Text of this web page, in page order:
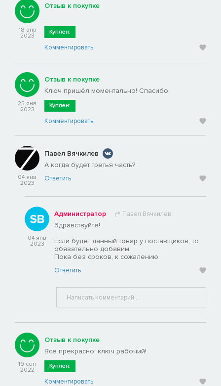
18 апр
2023
Отзыв к покупке
.
Куплен:
Комментировать
25 янв
2023
Отзыв к покупке
Ключ пришёл моментально! Спасибо.
Куплен:
Комментировать
04 янв
2023
Павел Вячкилев
А когда будет третья часть?
Ответить
04 янв
2023
Администратор Павел Вячкилев
Здравствуйте!
Если будет данный товар у поставщиков, то
обязательно добавим.
Пока без сроков, к сожалению.
Ответить
19 сен
2022
Отзыв к покупке
Все прекрасно, ключ рабочий!
Куплен:
Комментировать